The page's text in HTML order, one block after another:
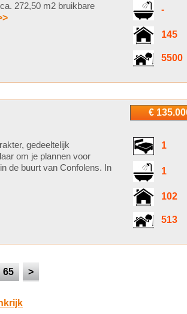
-
145
5500
272,50 m2 bruikbare
€
1
1
102
513
gedeeltelijk
om je plannen voor
de buurt van Confolens. In
65 >